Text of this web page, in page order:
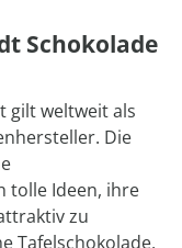
Schokolade
gilt weltweit als
Die
tolle Ideen, ihre
zu
Tafelschokolade,